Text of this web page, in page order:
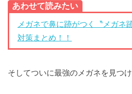
あわせて読みたい
メガネで鼻に跡がつく〝メガネ
対策まとめ！！
そしてついに最強のメガネを見つ